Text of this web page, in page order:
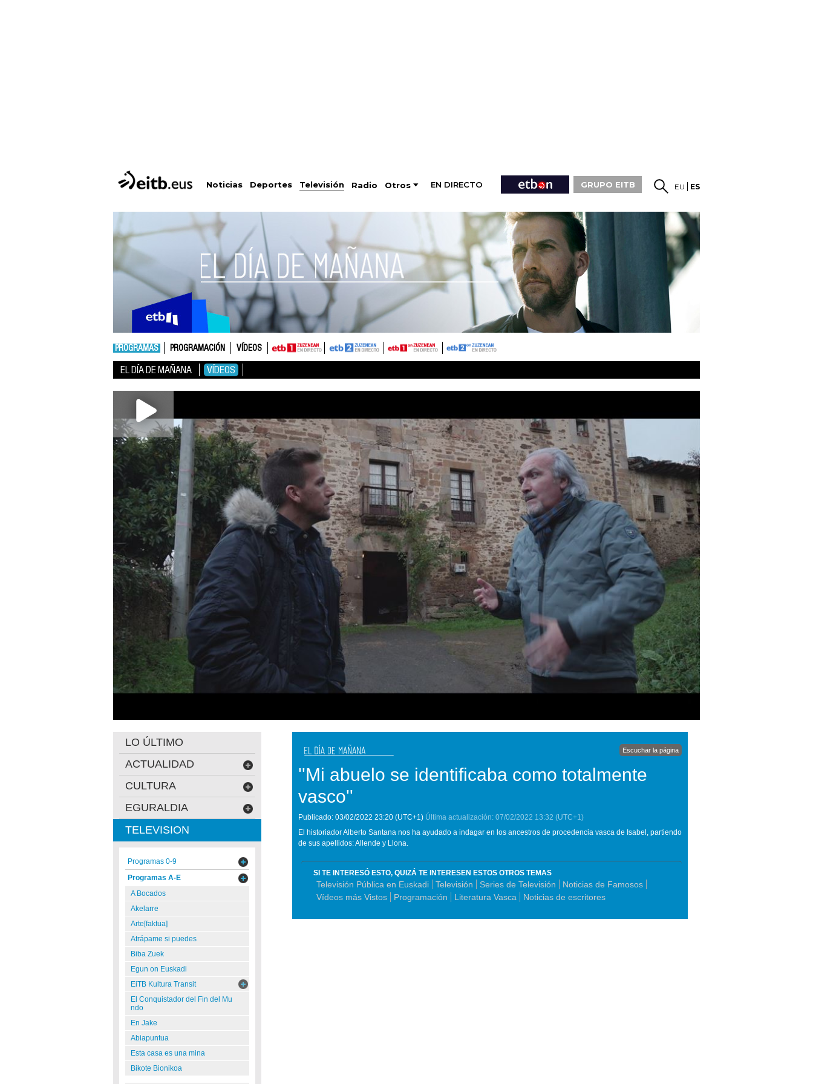
Noticias Deportes Televisión Radio Otros EN DIRECTO GRUPO EITB EU ES
PROGRAMAS PROGRAMACIÓN VÍDEOS
EL DÍA DE MAÑANA VÍDEOS
Escuchar la página
''Mi abuelo se identificaba como totalmente
vasco''
Publicado: 03/02/2022 23:20 (UTC+1) Última actualización: 07/02/2022 13:32 (UTC+1)
El historiador Alberto Santana nos ha ayudado a indagar en los ancestros de procedencia vasca de Isabel, partiendo
de sus apellidos: Allende y Llona.
SI TE INTERESÓ ESTO, QUIZÁ TE INTERESEN ESTOS OTROS TEMAS
Televisión Pública en Euskadi Televisión Series de Televisión
Noticias de Famosos
Vídeos más Vistos
Programación Literatura Vasca Noticias de escritores
LO ÚLTIMO
ACTUALIDAD
CULTURA
EGURALDIA
TELEVISION
Programas 0-9
Programas A-E
A Bocados
Akelarre
Arte[faktua]
Atrápame si puedes
Biba Zuek
Egun on Euskadi
EiTB Kultura Transit
El Conquistador del Fin del Mu
ndo
En Jake
Abiapuntua
Esta casa es una mina
Bikote Bionikoa